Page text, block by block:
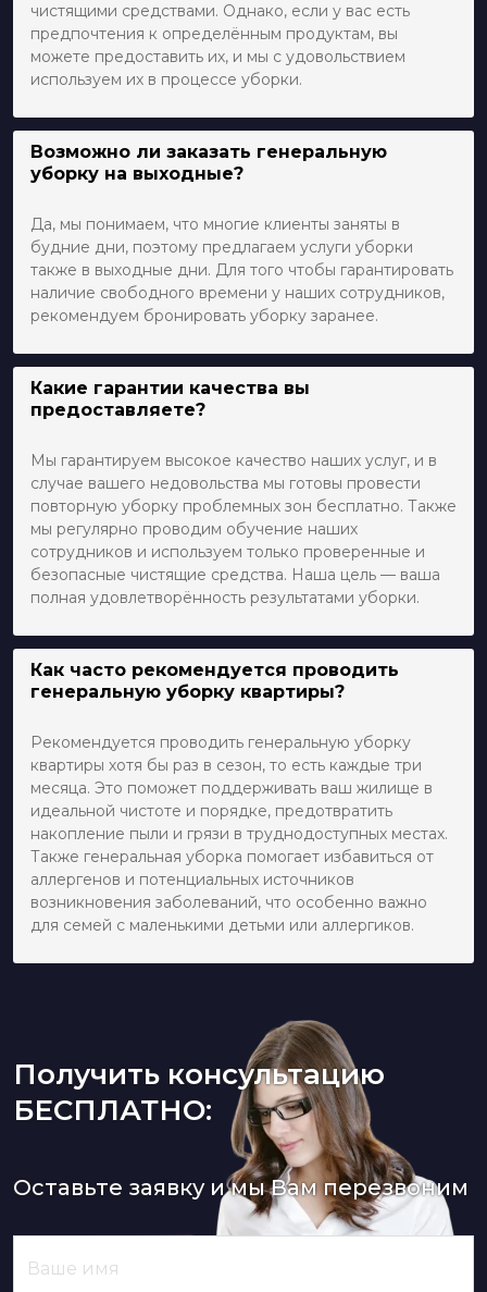
чистящими средствами. Однако, если у вас есть
предпочтения к определённым продуктам, вы
можете предоставить их, и мы с удовольствием
используем их в процессе уборки.
Возможно ли заказать генеральную
уборку на выходные?
Да, мы понимаем, что многие клиенты заняты в
будние дни, поэтому предлагаем услуги уборки
также в выходные дни. Для того чтобы гарантировать
наличие свободного времени у наших сотрудников,
рекомендуем бронировать уборку заранее.
Какие гарантии качества вы
предоставляете?
Мы гарантируем высокое качество наших услуг, и в
случае вашего недовольства мы готовы провести
повторную уборку проблемных зон бесплатно. Также
мы регулярно проводим обучение наших
сотрудников и используем только проверенные и
безопасные чистящие средства. Наша цель — ваша
полная удовлетворённость результатами уборки.
Как часто рекомендуется проводить
генеральную уборку квартиры?
Рекомендуется проводить генеральную уборку
квартиры хотя бы раз в сезон, то есть каждые три
месяца. Это поможет поддерживать ваш жилище в
идеальной чистоте и порядке, предотвратить
накопление пыли и грязи в труднодоступных местах.
Также генеральная уборка помогает избавиться от
аллергенов и потенциальных источников
возникновения заболеваний, что особенно важно
для семей с маленькими детьми или аллергиков.
Получить консультацию
БЕСПЛАТНО:
Оставьте заявку и мы Вам перезвоним